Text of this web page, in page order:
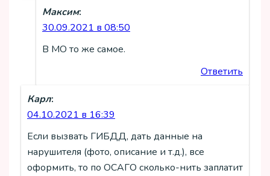
Максим:
30.09.2021 в 08:50
В МО то же самое.
Ответить
Карл:
04.10.2021 в 16:39
Если вызвать ГИБДД, дать данные на
нарушителя (фото, описание и т.д.), все
оформить, то по ОСАГО сколько-нить заплатит